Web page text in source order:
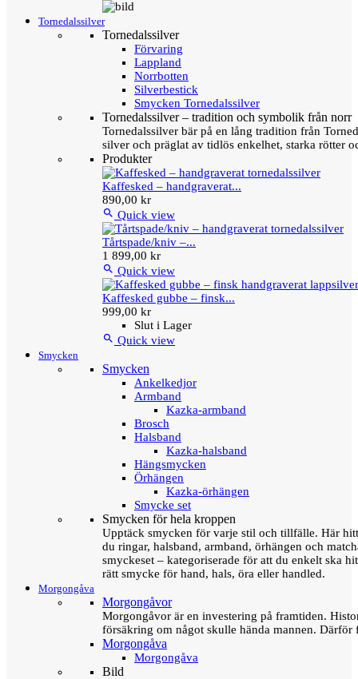
Tornedalssilver
Tornedalssilver
Förvaring
Lappland
Norrbotten
Silverbestick
Smycken Tornedalssilver
Tornedalssilver – tradition och symbolik från norr
Tornedalssilver bär på en lång tradition från
silver och präglat av tidlös enkelhet, starka rötter
Produkter
Kaffesked – handgraverat...
890,00 kr
 Quick view
Tårtspade/kniv –...
1 899,00 kr
 Quick view
Kaffesked gubbe – finsk...
999,00 kr
Slut i Lager
 Quick view
Smycken
Smycken
Ankelkedjor
Armband
Kazka-armband
Brosch
Halsband
Kazka-halsband
Hängsmycken
Örhängen
Kazka-örhängen
Smycke set
Smycken för hela kroppen
Upptäck smycken för varje stil och tillfälle. Här
du ringar, halsband, armband, örhängen och
smyckeset – kategoriserade för att du enkelt ska
rätt smycke för hand, hals, öra eller handled.
Morgongåva
Morgongåvor
Morgongåvor är en investering på framtiden.
försäkring om något skulle hända mannen.
Morgongåva
Morgongåva
Bild